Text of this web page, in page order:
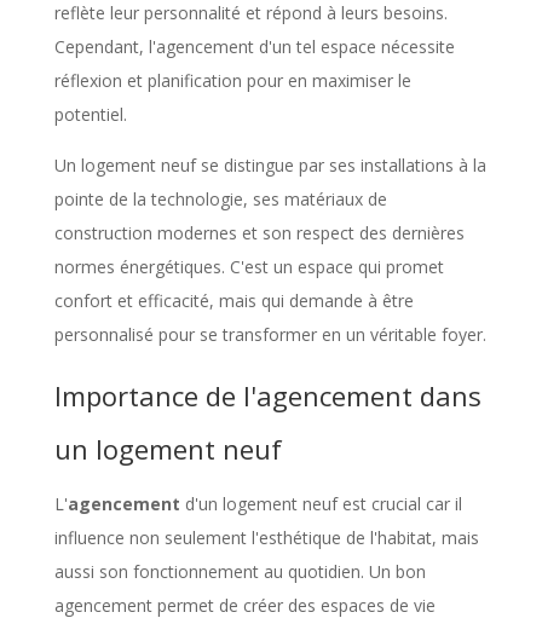
reflète leur personnalité et répond à leurs besoins.
Cependant, l'agencement d'un tel espace nécessite
réflexion et planification pour en maximiser le
potentiel.
Un logement neuf se distingue par ses installations à la
pointe de la technologie, ses matériaux de
construction modernes et son respect des dernières
normes énergétiques. C'est un espace qui promet
confort et efficacité, mais qui demande à être
personnalisé pour se transformer en un véritable foyer.
Importance de l'agencement dans
un logement neuf
L'agencement d'un logement neuf est crucial car il
influence non seulement l'esthétique de l'habitat, mais
aussi son fonctionnement au quotidien. Un bon
agencement permet de créer des espaces de vie